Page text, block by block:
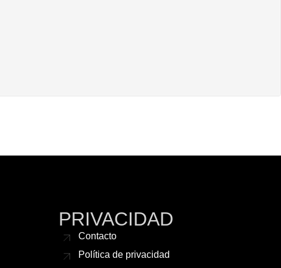
PRIVACIDAD
Contacto
Política de privacidad